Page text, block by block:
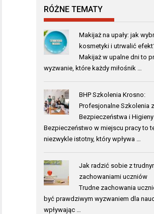
RÓŻNE TEMATY
Makijaż na upały: jak
kosmetyki i utrwalić
Makijaż w upalne dni to
wyzwanie, które każdy miłośnik …
BHP Szkolenia Krosno:
Profesjonalne Szkolenia z
Bezpieczeństwa i Higieny
Bezpieczeństwo w miejscu pracy to
niezwykle istotny, który wpływa …
Jak radzić sobie z
zachowaniami uczniów
Trudne zachowania
być prawdziwym wyzwaniem dla
wpływając …